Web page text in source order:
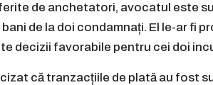
de anchetatori, avocatul este
de la doi condamnați. El le-ar fi
decizii favorabile pentru cei doi
că tranzacțiile de plată au fost